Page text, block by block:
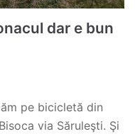
dar e bun
pe bicicletă din
via Săruleşti. Şi